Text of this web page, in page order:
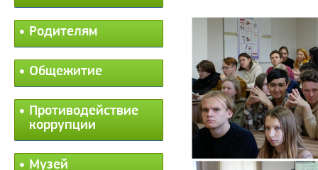
Родителям
Общежитие
Противодействие
коррупции
Музей